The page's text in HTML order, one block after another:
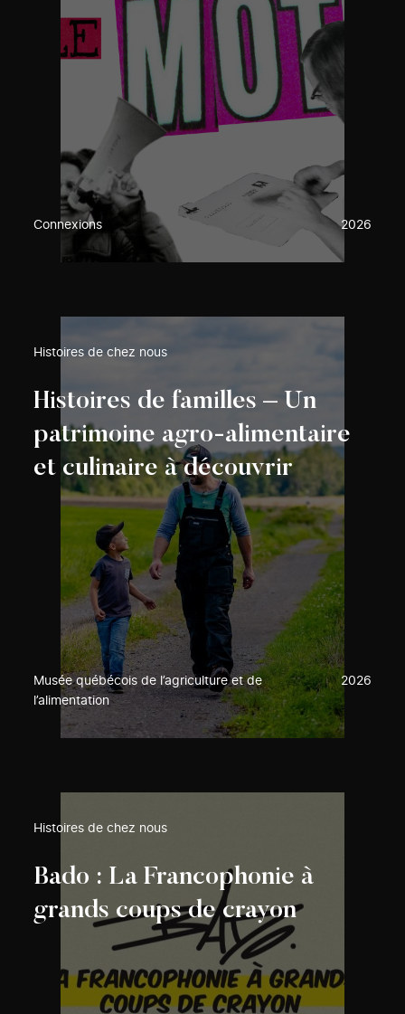
Connexions 2026
Histoires de chez nous
Histoires de familles – Un
patrimoine agro-alimentaire
et culinaire à découvrir
Musée québécois de l’agriculture et de
l’alimentation
2026
Histoires de chez nous
Bado : La Francophonie à
grands coups de crayon